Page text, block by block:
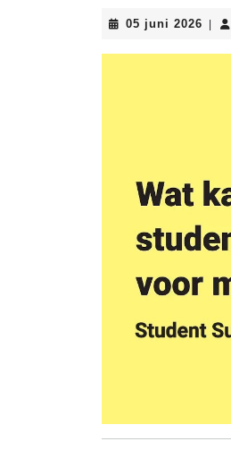
05 juni 2026 05
2026